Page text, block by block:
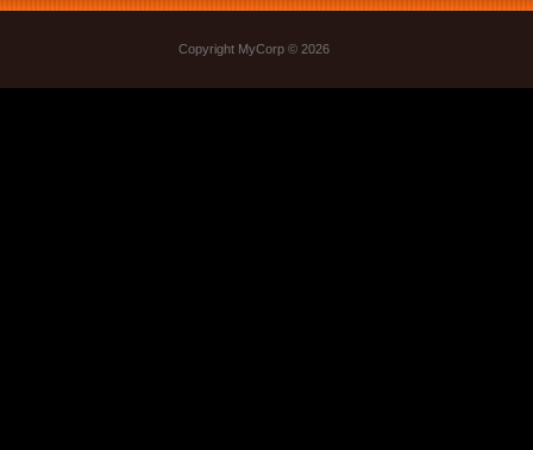
Copyright MyCorp © 2026